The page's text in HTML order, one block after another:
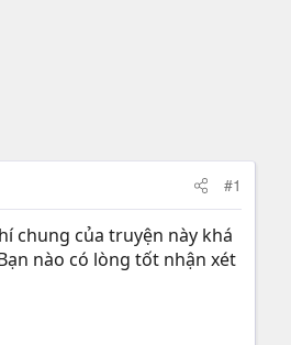
#1
chung của truyện này khá
nào có lòng tốt nhận xét